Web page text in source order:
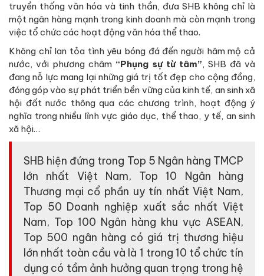
truyền thống văn hóa và tinh thần, đưa SHB không chỉ là
một ngân hàng mạnh trong kinh doanh mà còn mạnh trong
việc tổ chức các hoạt động văn hóa thể thao.
Không chỉ lan tỏa tình yêu bóng đá đến người hâm mộ cả
nước, với phương châm “Phụng sự từ tâm”, SHB đã và
đang nỗ lực mang lại những giá trị tốt đẹp cho cộng đồng,
đóng góp vào sự phát triển bền vững của kinh tế, an sinh xã
hội đất nước thông qua các chương trình, hoạt động ý
nghĩa trong nhiều lĩnh vực giáo dục, thể thao, y tế, an sinh
xã hội…
SHB hiện đứng trong Top 5 Ngân hàng TMCP
lớn nhất Việt Nam, Top 10 Ngân hàng
Thương mại cổ phần uy tín nhất Việt Nam,
Top 50 Doanh nghiệp xuất sắc nhất Việt
Nam, Top 100 Ngân hàng khu vực ASEAN,
Top 500 ngân hàng có giá trị thương hiệu
lớn nhất toàn cầu và là 1 trong 10 tổ chức tín
dụng có tầm ảnh hưởng quan trọng trong hệ